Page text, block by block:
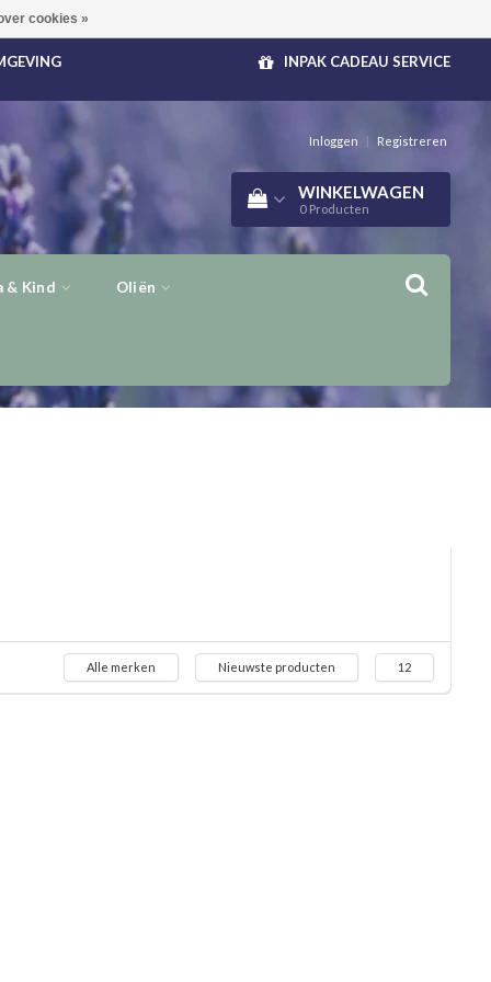
INPAK CADEAU SERVICE
Inloggen | Registreren
WINKELWAGEN
0 Producten
& Kind Oliën
Alle merken Nieuwste producten 12
cookies »